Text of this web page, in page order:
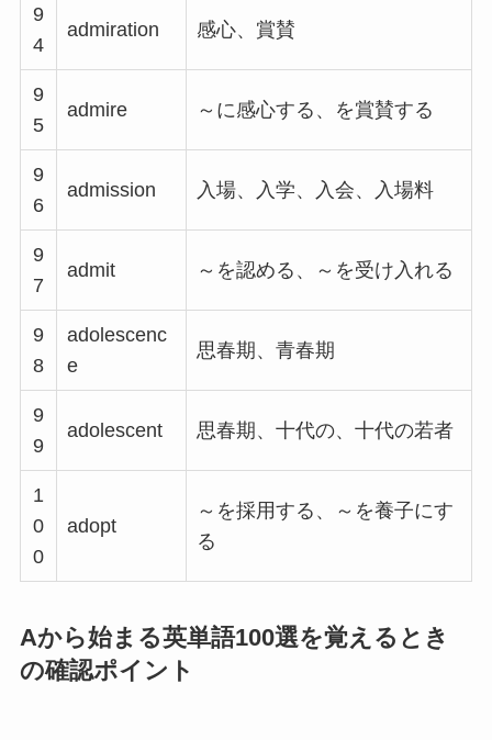
9
4
admiration 感心、賞賛
9
5
admire ～に感心する、を賞賛する
9
6
admission 入場、入学、入会、入場料
9
7
admit ～を認める、～を受け入れる
9
8
adolescenc
e
思春期、青春期
9
9
adolescent 思春期、十代の、十代の若者
1
0
0
adopt
～を採用する、～を養子にす
る
Aから始まる英単語100選を覚えるとき
の確認ポイント